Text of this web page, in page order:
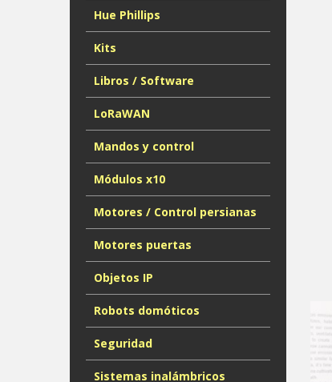
Hue Phillips
Kits
Libros / Software
LoRaWAN
Mandos y control
Módulos x10
Motores / Control persianas
Motores puertas
Objetos IP
Robots domóticos
Seguridad
Sistemas inalámbricos